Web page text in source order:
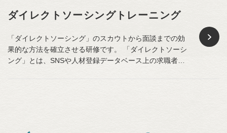
ダイレクトソーシングトレーニング
「ダイレクトソーシング」のスカウトから面談までの効
果的な方法を確立させる研修です。 「ダイレクトソーシ
ング」とは、SNSや人材登録データベース上の求職者に